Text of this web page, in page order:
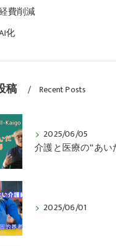
費削減
化
稿 Recent Posts
2025/06/05
2025/06/01